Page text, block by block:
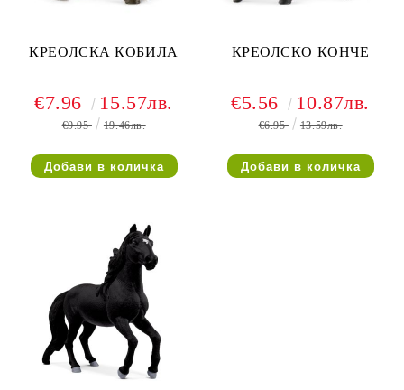
КРЕОЛСКА КОБИЛА
€7.96 15.57лв.
€9.95 19.46лв.
КРЕОЛСКО КОНЧЕ
€5.56 10.87лв.
€6.95 13.59лв.